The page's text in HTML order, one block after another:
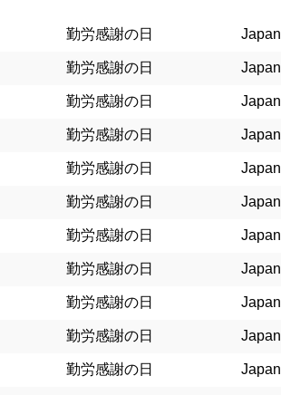
勤労感謝の日 Japan
勤労感謝の日 Japan
勤労感謝の日 Japan
勤労感謝の日 Japan
勤労感謝の日 Japan
勤労感謝の日 Japan
勤労感謝の日 Japan
勤労感謝の日 Japan
勤労感謝の日 Japan
勤労感謝の日 Japan
勤労感謝の日 Japan